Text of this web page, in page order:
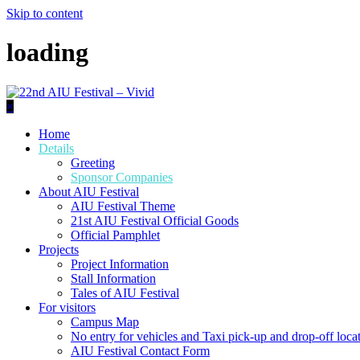
Skip to content
loading
×
Home
Details
Greeting
Sponsor Companies
About AIU Festival
AIU Festival Theme
21st AIU Festival Official Goods
Official Pamphlet
Projects
Project Information
Stall Information
Tales of AIU Festival
For visitors
Campus Map
No entry for vehicles and Taxi pick-up and drop-off
AIU Festival Contact Form